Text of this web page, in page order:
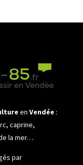
en Vendée :
caprine,
la mer…
par